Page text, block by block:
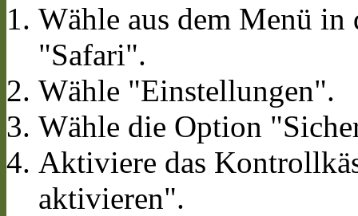
Wähle aus dem Menü
"Safari".
Wähle "Einstellungen".
Wähle die Option
Aktiviere das
aktivieren".